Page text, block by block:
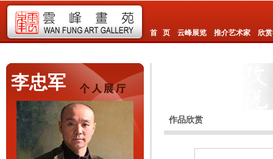
首 页 云峰展览 推介艺术家 欣
李忠军
作品欣赏